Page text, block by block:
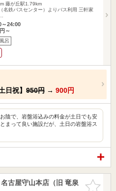
藤が丘駅1.79km
名鉄バスセンター）よりバス利用 三軒家
～24:00
～
呂
日祝】 950円 → 900円
陰で、岩盤浴込みの料金が土日でも安
まって良い施設だが、土日の岩盤浴ス
お気に入
古屋守山本店（旧 竜泉